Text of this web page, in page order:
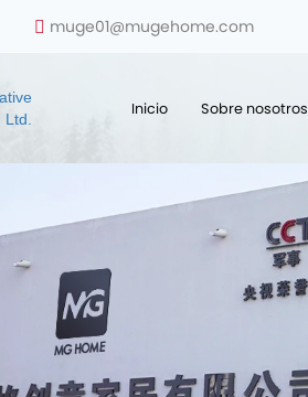
muge01@mugehome.com
Inicio Sobre nosotros